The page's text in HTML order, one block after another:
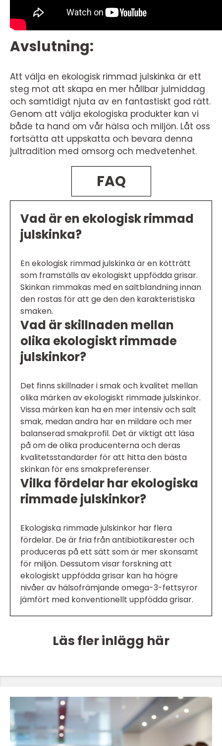
Avslutning:
Att välja en ekologisk rimmad julskinka är ett
steg mot att skapa en mer hållbar julmiddag
och samtidigt njuta av en fantastiskt god rätt.
Genom att välja ekologiska produkter kan vi
både ta hand om vår hälsa och miljön. Låt oss
fortsätta att uppskatta och bevara denna
jultradition med omsorg och medvetenhet.
FAQ
Vad är en ekologisk rimmad
julskinka?
En ekologisk rimmad julskinka är en kötträtt
som framställs av ekologiskt uppfödda grisar.
Skinkan rimmakas med en saltblandning innan
den rostas för att ge den den karakteristiska
smaken.
Vad är skillnaden mellan
olika ekologiskt rimmade
julskinkor?
Det finns skillnader i smak och kvalitet mellan
olika märken av ekologiskt rimmade julskinkor.
Vissa märken kan ha en mer intensiv och salt
smak, medan andra har en mildare och mer
balanserad smakprofil. Det är viktigt att läsa
på om de olika producenterna och deras
kvalitetsstandarder för att hitta den bästa
skinkan för ens smakpreferenser.
Vilka fördelar har ekologiska
rimmade julskinkor?
Ekologiska rimmade julskinkor har flera
fördelar. De är fria från antibiotikarester och
produceras på ett sätt som är mer skonsamt
för miljön. Dessutom visar forskning att
ekologiskt uppfödda grisar kan ha högre
nivåer av hälsofrämjande omega-3-fettsyror
jämfört med konventionellt uppfödda grisar.
Läs fler inlägg här